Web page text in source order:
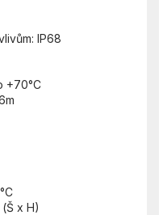
IP68
+70°C
x H)